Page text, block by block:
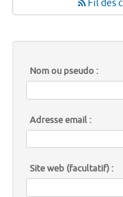
Fil des
Nom ou pseudo :
Adresse email :
Site web (facultatif) :